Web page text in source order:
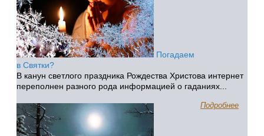
Погадаем
в Святки?
В канун светлого праздника Рождества Христова интернет
переполнен разного рода информацией о гаданиях...
Подробнее